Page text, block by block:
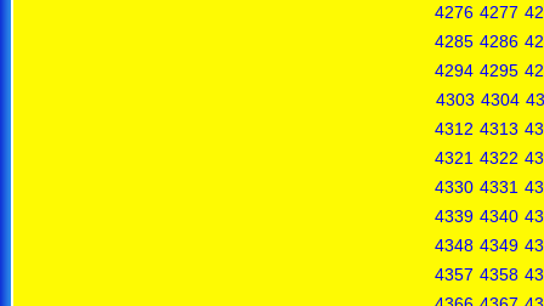
4276 4277
4285 4286
4294 4295
4303 4304
4312 4313
4321 4322
4330 4331
4339 4340
4348 4349
4357 4358